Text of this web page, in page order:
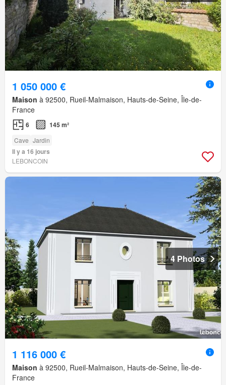
1 050 000 €
Maison à 92500, Rueil-Malmaison, Hauts-de-Seine, Île-de-
France
6 145 m²
Cave Jardin
Il y a 16 jours
LEBONCOIN
4 Photos
1 116 000 €
Maison à 92500, Rueil-Malmaison, Hauts-de-Seine, Île-de-
France